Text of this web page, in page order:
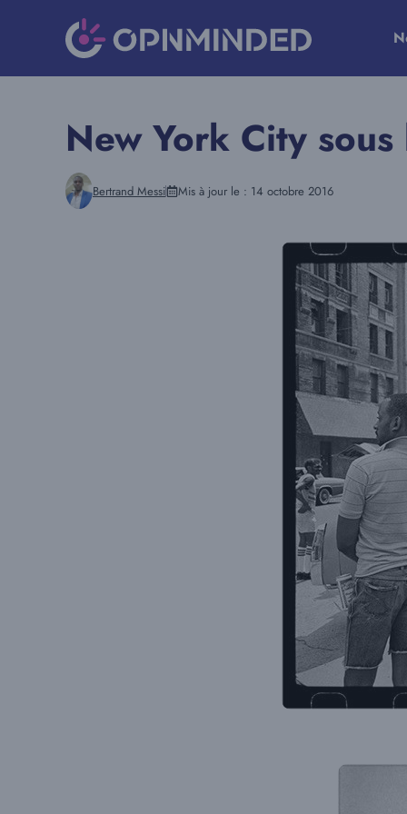
New York City
Bertrand Messi Mis à jour le : 14 octobre 2016